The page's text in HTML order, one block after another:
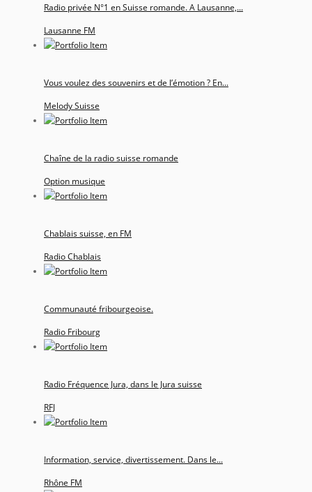
Radio privée N°1 en Suisse romande. A Lausanne,...
Lausanne FM
Vous voulez des souvenirs et de l’émotion ? En...
Melody Suisse
Chaîne de la radio suisse romande
Option musique
Chablais suisse, en FM
Radio Chablais
Communauté fribourgeoise.
Radio Fribourg
Radio Fréquence Jura, dans le Jura suisse
RFJ
Information, service, divertissement. Dans le...
Rhône FM